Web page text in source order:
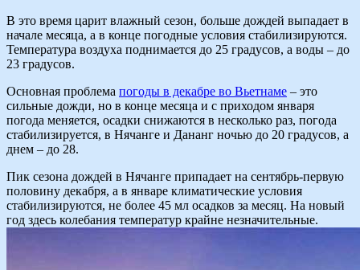
В это время царит влажный сезон, больше дождей выпадает в
начале месяца, а в конце погодные условия стабилизируются.
Температура воздуха поднимается до 25 градусов, а воды – до
23 градусов.
Основная проблема погоды в декабре во Вьетнаме – это
сильные дожди, но в конце месяца и с приходом января
погода меняется, осадки снижаются в несколько раз, погода
стабилизируется, в Нячанге и Дананг ночью до 20 градусов, а
днем – до 28.
Пик сезона дождей в Нячанге припадает на сентябрь-первую
половину декабря, а в январе климатические условия
стабилизируются, не более 45 мл осадков за месяц. На новый
год здесь колебания температур крайне незначительные.